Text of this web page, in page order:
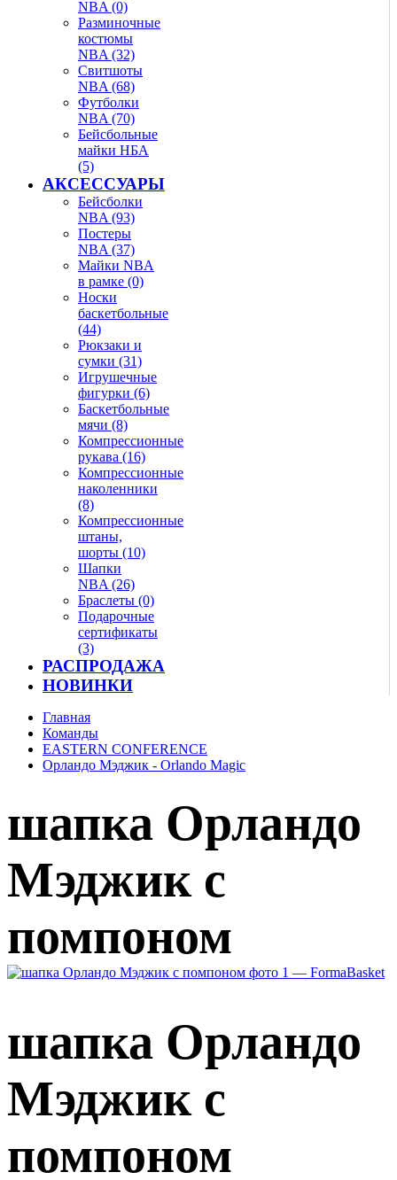
NBA (0)
Разминочные
костюмы
NBA (32)
Свитшоты
NBA (68)
Футболки
NBA (70)
Бейсбольные
майки НБА
(5)
АКСЕССУАРЫ
Бейсболки
NBA (93)
Постеры
NBA (37)
Майки NBA
в рамке (0)
Носки
баскетбольные
(44)
Рюкзаки и
сумки (31)
Игрушечные
фигурки (6)
Баскетбольные
мячи (8)
Компрессионные
рукава (16)
Компрессионные
наколенники
(8)
Компрессионные
штаны,
шорты (10)
Шапки
NBA (26)
Браслеты (0)
Подарочные
сертификаты
(3)
РАСПРОДАЖА
НОВИНКИ
Главная
Команды
EASTERN CONFERENCE
Орландо Мэджик - Orlando Magic
шапка Орландо
Мэджик с
помпоном
шапка Орландо
Мэджик с
помпоном